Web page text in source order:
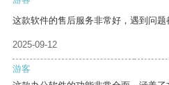
这款软件的售后服务非常好，遇到问题
2025-09-12
游客